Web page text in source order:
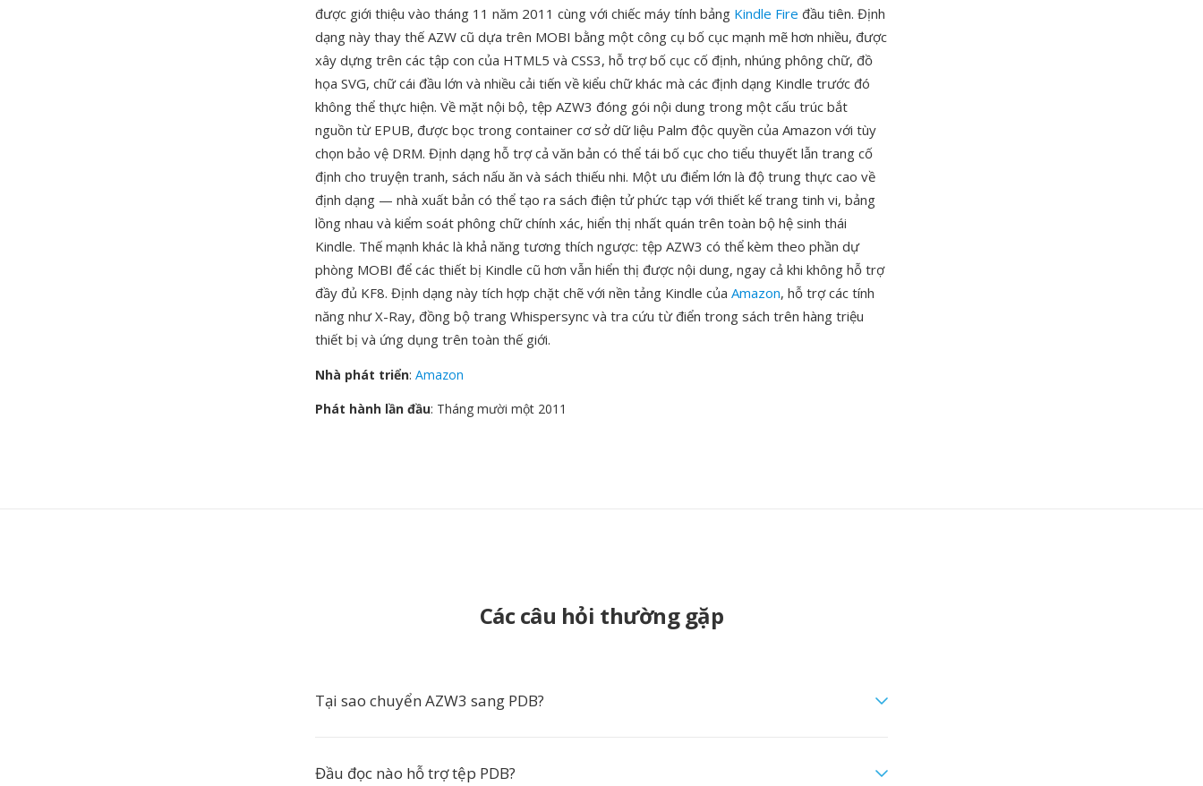
được giới thiệu vào tháng 11 năm 2011 cùng với chiếc máy tính bảng Kindle Fire đầu tiên. Định
dạng này thay thế AZW cũ dựa trên MOBI bằng một công cụ bố cục mạnh mẽ hơn nhiều, được
xây dựng trên các tập con của HTML5 và CSS3, hỗ trợ bố cục cố định, nhúng phông chữ, đồ
họa SVG, chữ cái đầu lớn và nhiều cải tiến về kiểu chữ khác mà các định dạng Kindle trước đó
không thể thực hiện. Về mặt nội bộ, tệp AZW3 đóng gói nội dung trong một cấu trúc bắt
nguồn từ EPUB, được bọc trong container cơ sở dữ liệu Palm độc quyền của Amazon với tùy
chọn bảo vệ DRM. Định dạng hỗ trợ cả văn bản có thể tái bố cục cho tiểu thuyết lẫn trang cố
định cho truyện tranh, sách nấu ăn và sách thiếu nhi. Một ưu điểm lớn là độ trung thực cao về
định dạng — nhà xuất bản có thể tạo ra sách điện tử phức tạp với thiết kế trang tinh vi, bảng
lồng nhau và kiểm soát phông chữ chính xác, hiển thị nhất quán trên toàn bộ hệ sinh thái
Kindle. Thế mạnh khác là khả năng tương thích ngược: tệp AZW3 có thể kèm theo phần dự
phòng MOBI để các thiết bị Kindle cũ hơn vẫn hiển thị được nội dung, ngay cả khi không hỗ trợ
đầy đủ KF8. Định dạng này tích hợp chặt chẽ với nền tảng Kindle của Amazon, hỗ trợ các tính
năng như X-Ray, đồng bộ trang Whispersync và tra cứu từ điển trong sách trên hàng triệu
thiết bị và ứng dụng trên toàn thế giới.
Nhà phát triển: Amazon
Phát hành lần đầu: Tháng mười một 2011
Các câu hỏi thường gặp
Tại sao chuyển AZW3 sang PDB?
Đầu đọc nào hỗ trợ tệp PDB?